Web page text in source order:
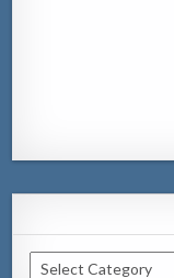
Categorianan